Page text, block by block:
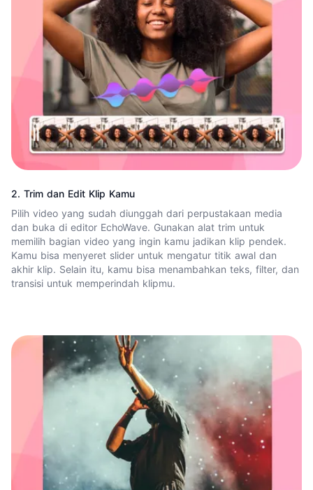
2. Trim dan Edit Klip Kamu
Pilih video yang sudah diunggah dari perpustakaan media
dan buka di editor EchoWave. Gunakan alat trim untuk
memilih bagian video yang ingin kamu jadikan klip pendek.
Kamu bisa menyeret slider untuk mengatur titik awal dan
akhir klip. Selain itu, kamu bisa menambahkan teks, filter, dan
transisi untuk memperindah klipmu.